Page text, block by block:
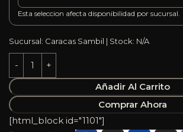
Esta seleccion afecta disponibilidad por sucursal.
Sucursal: Caracas Sambil | Stock: N/A
Añadir Al Carrito
Comprar Ahora
[html_block id="1101"]